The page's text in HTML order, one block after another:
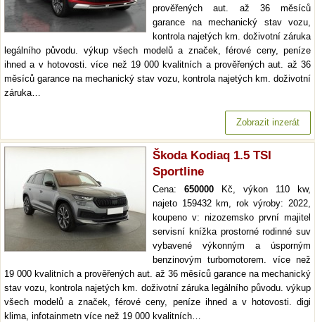
prověřených aut. až 36 měsíců
garance na mechanický stav vozu,
kontrola najetých km. doživotní záruka
legálního původu. výkup všech modelů a značek, férové ceny, peníze
ihned a v hotovosti. více než 19 000 kvalitních a prověřených aut. až 36
měsíců garance na mechanický stav vozu, kontrola najetých km. doživotní
záruka…
Zobrazit inzerát
Škoda Kodiaq 1.5 TSI
Sportline
Cena: 650000 Kč, výkon 110 kw,
najeto 159432 km, rok výroby: 2022,
koupeno v: nizozemsko první majitel
servisní knížka prostorné rodinné suv
vybavené výkonným a úsporným
benzinovým turbomotorem. více než
19 000 kvalitních a prověřených aut. až 36 měsíců garance na mechanický
stav vozu, kontrola najetých km. doživotní záruka legálního původu. výkup
všech modelů a značek, férové ceny, peníze ihned a v hotovosti. digi
klima, infotainmetn více než 19 000 kvalitních…